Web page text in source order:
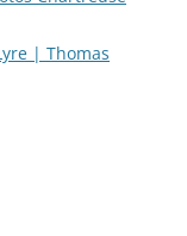
| Thomas